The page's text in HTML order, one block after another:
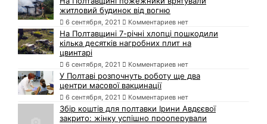
житловий будинок від вогню
6 сентября, 2021 Комментариев нет
На Полтавщині 7-річні хлопці пошкодили
кілька десятків нагробних плит на
цвинтарі
6 сентября, 2021 Комментариев нет
У Полтаві розпочнуть роботу ще два
центри масової вакцинації
6 сентября, 2021 Комментариев нет
Збір коштів для полтавки Ірини Авдєєвої
закрито: жінку успішно прооперували